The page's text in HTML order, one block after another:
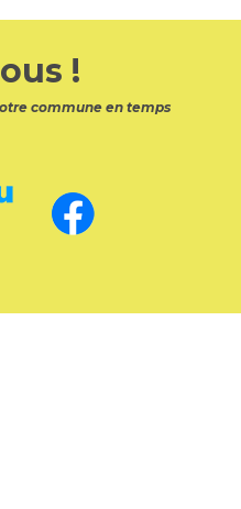
!
commune en temps